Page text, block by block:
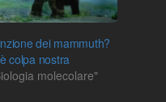
dei mammuth?
colpa nostra
molecolare"